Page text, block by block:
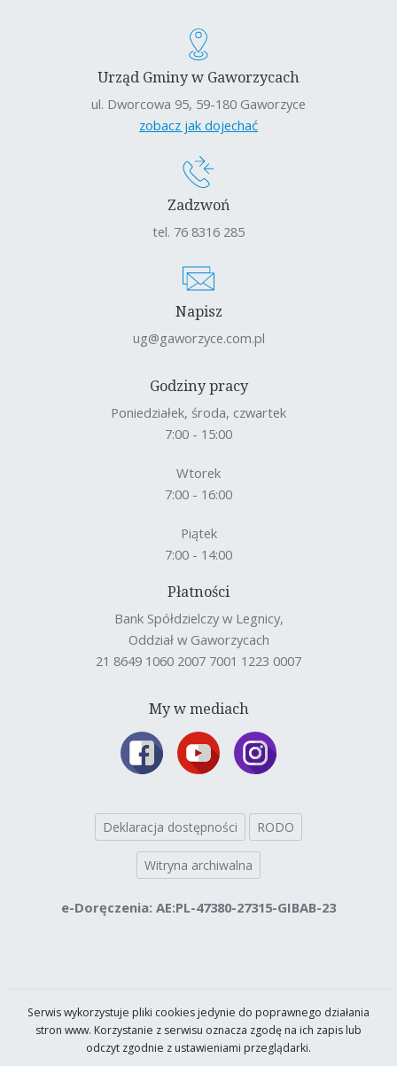
Urząd Gminy w Gaworzycach
ul. Dworcowa 95, 59-180 Gaworzyce
zobacz jak dojechać
Zadzwoń
tel. 76 8316 285
Napisz
ug@gaworzyce.com.pl
Godziny pracy
Poniedziałek, środa, czwartek
7:00 - 15:00
Wtorek
7:00 - 16:00
Piątek
7:00 - 14:00
Płatności
Bank Spółdzielczy w Legnicy,
Oddział w Gaworzycach
21 8649 1060 2007 7001 1223 0007
My w mediach
Deklaracja dostępności RODO
Witryna archiwalna
e-Doręczenia: AE:PL-47380-27315-GIBAB-23
Serwis wykorzystuje pliki cookies jedynie do poprawnego działania
stron www. Korzystanie z serwisu oznacza zgodę na ich zapis lub
odczyt zgodnie z ustawieniami przeglądarki.